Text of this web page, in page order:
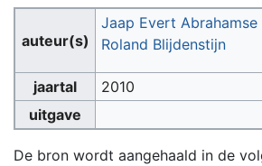
auteur(s)
Jaap Evert Abrahamse
Roland Blijdenstijn
jaartal
2010
uitgave
De bron wordt aangehaald in de